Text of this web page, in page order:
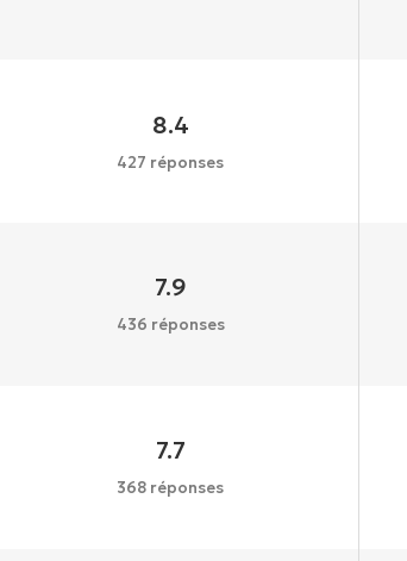
8.4
427 réponses
7.9
436 réponses
7.7
368 réponses